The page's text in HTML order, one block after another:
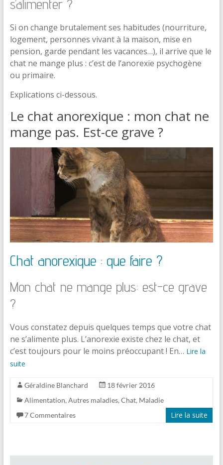
s’alimenter ?
Si on change brutalement ses habitudes (nourriture,
logement, personnes vivant à la maison, mise en
pension, garde pendant les vacances…), il arrive que le
chat ne mange plus : c’est de l’anorexie psychogène
ou primaire.
Explications ci-dessous.
Le chat anorexique : mon chat ne
mange pas. Est-ce grave ?
Chat anorexique : que faire ?
Mon chat ne mange plus: est-ce grave
?
Vous constatez depuis quelques temps que votre chat
ne s’alimente plus. L’anorexie existe chez le chat, et
c’est toujours pour le moins préoccupant ! En… Lire la
suite
Géraldine Blanchard
18 février 2016
Alimentation, Autres maladies, Chat, Maladie
7 Commentaires
Lire la suite